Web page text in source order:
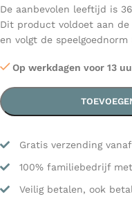
De aanbevolen leeftijd is
Dit product voldoet aan de
en volgt de speelgoednorm
Op werkdagen voor 13
Gratis verzending
100% familiebedrijf
Veilig betalen, ook